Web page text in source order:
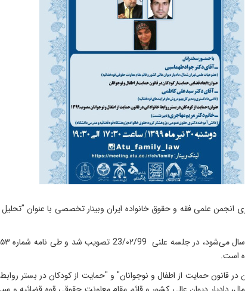
است.
در قانون حمایت از اطفال و نوجوانان" و "حمایت از کودکان در بستر